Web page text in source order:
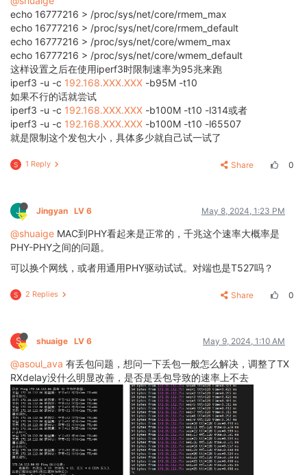
echo 16777216 > /proc/sys/net/core/rmem_max
echo 16777216 > /proc/sys/net/core/rmem_default
echo 16777216 > /proc/sys/net/core/wmem_max
echo 16777216 > /proc/sys/net/core/wmem_default
这样设置之后在使用iperf3时限制速率为95兆来跑
iperf3 -u -c 192.168.XXX.XXX -b95M -t10
如果不行的话就尝试
iperf3 -u -c 192.168.XXX.XXX -b100M -t10 -l314或者
iperf3 -u -c 192.168.XXX.XXX -b100M -t10 -l65507
就是限制这个发包大小，具体多少就自己试一试了
S 1 Reply Share 0
J Jingyan LV 6 May 8, 2024, 1:23 PM
@shuaige MAC到PHY看起来是正常的，千兆这个速率大概率是
PHY-PHY之间的问题。
可以换个网线，或者用通用PHY驱动试试。对端也是T527吗？
S 2 Replies Share 0
S shuaige LV 6 May 9, 2024, 1:10 AM
@asoul_ava 有丢包问题，想问一下丢包一般怎么解决，调整了TX
RXdelay没什么明显改善，是否是丢包导致的速率上不去